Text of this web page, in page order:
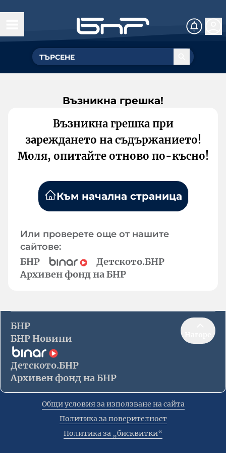
Възникна грешка!
Възникна грешка при
зареждането на съдържанието!
Моля, опитайте отново по-късно!
Към начална страница
Или проверете още от нашите
сайтове:
БНР
Детското.БНР
Архивен фонд на БНР
БНР
БНР Новини
Детското.БНР
Архивен фонд на БНР
Общи условия за използване на сайта
Политика за поверителност
Политика за „бисквитки“